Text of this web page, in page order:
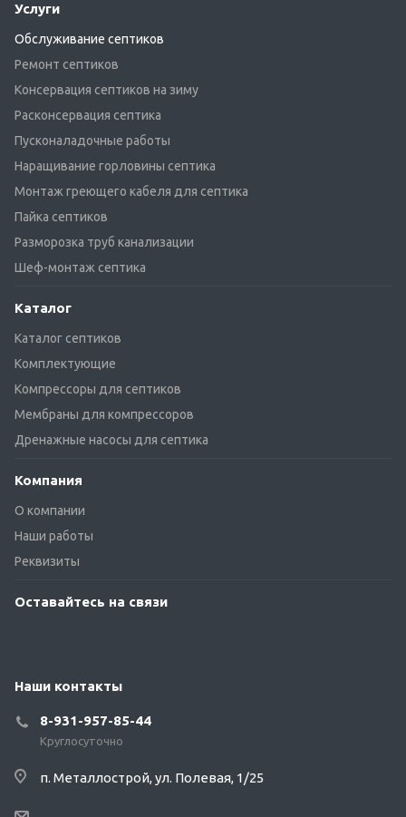
Услуги
Обслуживание септиков
Ремонт септиков
Консервация септиков на зиму
Расконсервация септика
Пусконаладочные работы
Наращивание горловины септика
Монтаж греющего кабеля для септика
Пайка септиков
Разморозка труб канализации
Шеф-монтаж септика
Каталог
Каталог септиков
Комплектующие
Компрессоры для септиков
Мембраны для компрессоров
Дренажные насосы для септика
Компания
О компании
Наши работы
Реквизиты
Оставайтесь на связи
Наши контакты
8-931-957-85-44
Круглосуточно
п. Металлострой, ул. Полевая, 1/25